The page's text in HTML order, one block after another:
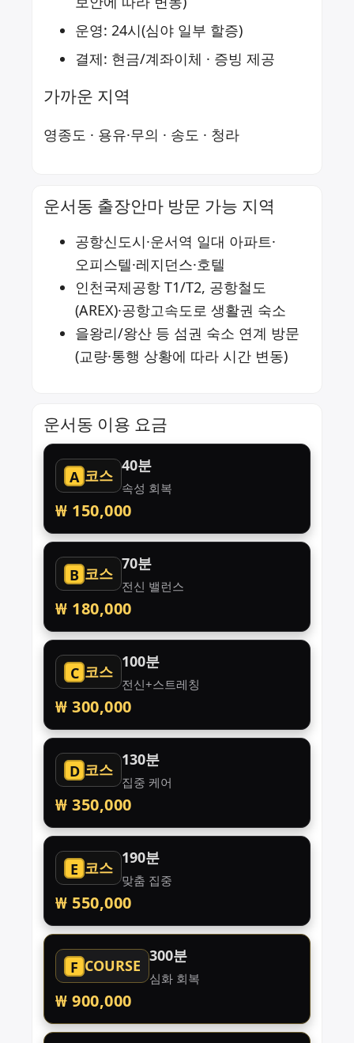
운영: 24시(심야 일부 할증)
결제: 현금/계좌이체 · 증빙 제공
가까운 지역
영종도 · 용유·무의 · 송도 · 청라
운서동 출장안마 방문 가능 지역
공항신도시·운서역 일대 아파트·
오피스텔·레지던스·호텔
인천국제공항 T1/T2, 공항철도
(AREX)·공항고속도로 생활권 숙소
을왕리/왕산 등 섬권 숙소 연계 방문
(교량·통행 상황에 따라 시간 변동)
운서동 이용 요금
A 코스
40분
속성 회복
₩ 150,000
B 코스
70분
전신 밸런스
₩ 180,000
C 코스
100분
전신+스트레칭
₩ 300,000
D 코스
130분
집중 케어
₩ 350,000
E 코스
190분
맞춤 집중
₩ 550,000
F COURSE
300분
심화 회복
₩ 900,000